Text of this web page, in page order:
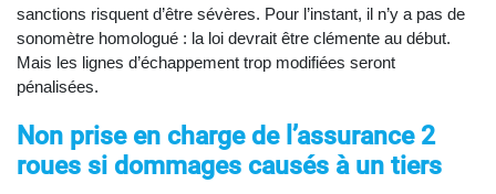
sanctions risquent d’être sévères. Pour l’instant, il n’y a pas de
sonomètre homologué : la loi devrait être clémente au début.
Mais les lignes d’échappement trop modifiées seront
pénalisées.
Non prise en charge de l’assurance 2
roues si dommages causés à un tiers